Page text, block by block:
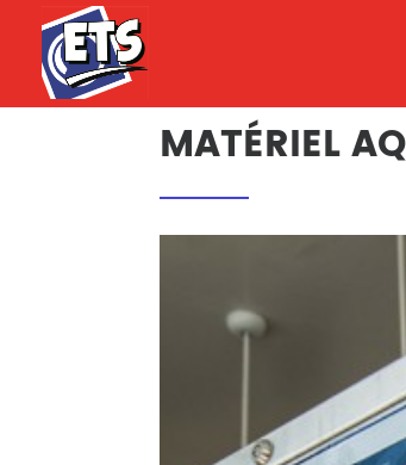
MATÉRIEL